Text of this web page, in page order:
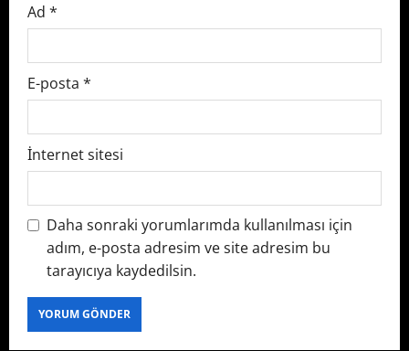
Ad *
E-posta *
İnternet sitesi
Daha sonraki yorumlarımda kullanılması için
adım, e-posta adresim ve site adresim bu
tarayıcıya kaydedilsin.